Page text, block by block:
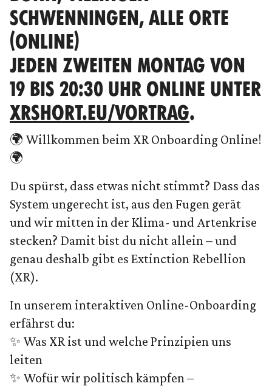
SCHWENNINGEN, ALLE ORTE
(ONLINE)
JEDEN ZWEITEN MONTAG VON
19 BIS 20:30 UHR ONLINE UNTER
XRSHORT.EU/VORTRAG.
🌍 Willkommen beim XR Onboarding Online!
🌍
Du spürst, dass etwas nicht stimmt? Dass das
System ungerecht ist, aus den Fugen gerät
und wir mitten in der Klima- und Artenkrise
stecken? Damit bist du nicht allein – und
genau deshalb gibt es Extinction Rebellion
(XR).
In unserem interaktiven Online-Onboarding
erfährst du:
✨ Was XR ist und welche Prinzipien uns
leiten
✨ Wofür wir politisch kämpfen –